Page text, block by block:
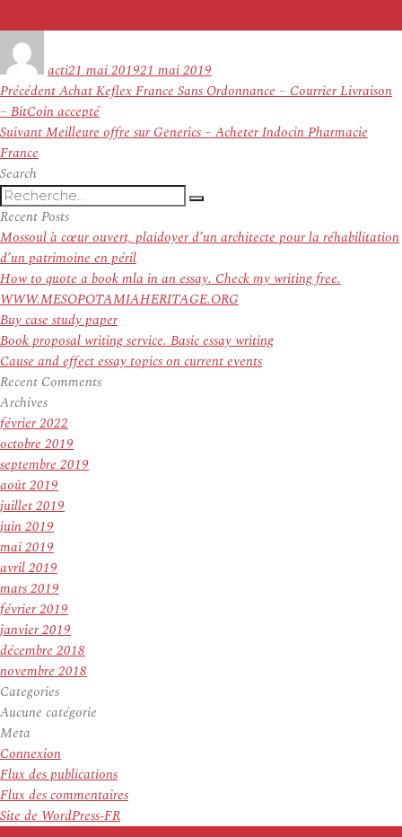
actile
21 mai 201921 mai 2019
Navigation
de
l’article
PrécédentArticle
précédent :
Achat Keflex France Sans Ordonnance – Courrier Livraison
– BitCoin accepté
SuivantArticle
Meilleure offre sur Generics – Acheter Indocin Pharmacie
France
Search
Recherche
pour
:
Recherche
Recent Posts
Mossoul à cœur ouvert, plaidoyer d’un architecte pour la réhabilitation
d’un patrimoine en péril
How to quote a book mla in an essay. Check my writing free.
WWW.MESOPOTAMIAHERITAGE.ORG
Buy case study paper
Book proposal writing service. Basic essay writing
Cause and effect essay topics on current events
Recent Comments
Archives
février 2022
octobre 2019
septembre 2019
août 2019
juillet 2019
juin 2019
mai 2019
avril 2019
mars 2019
février 2019
janvier 2019
décembre 2018
novembre 2018
Categories
Aucune catégorie
Meta
Connexion
Flux des publications
Flux des commentaires
Site de WordPress-FR